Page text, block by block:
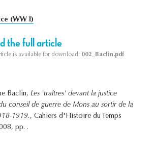
(WW I)
the full article
is available for download: 002_Baclin.pdf
Baclin, Les 'traîtres' devant la justice
conseil de guerre de Mons au sortir de la
1919., Cahiers d'Histoire du Temps
pp. .